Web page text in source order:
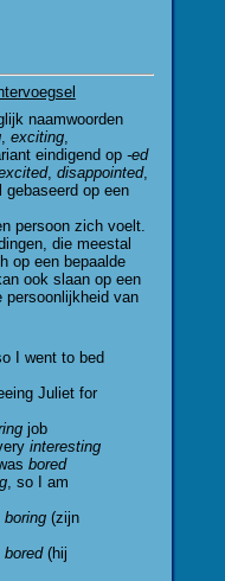
naamwoorden
, exciting,
eindigend op -ed
, disappointed,
op een
persoon zich voelt.
die meestal
op een bepaalde
ook slaan op een
persoonlijkheid van
I went to bed
Juliet for
job
interesting
bored
, so I am
boring(zijn
bored(hij